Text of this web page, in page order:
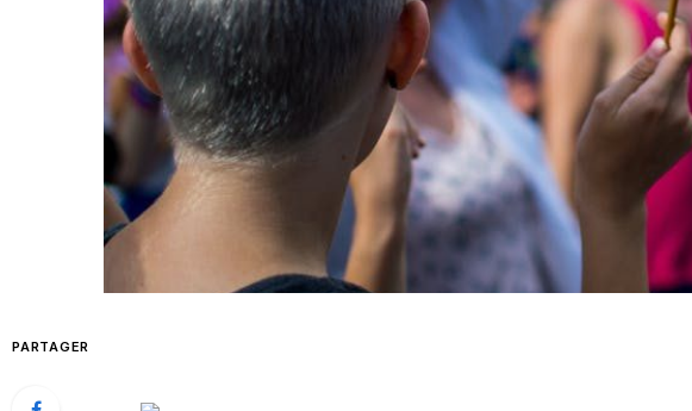
PARTAGER